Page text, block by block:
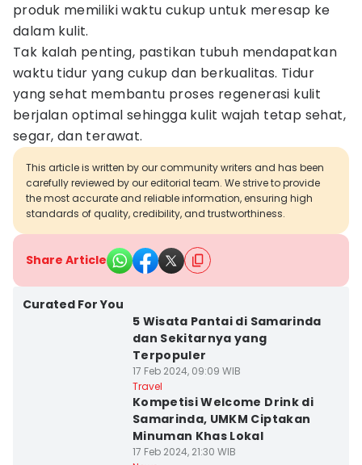
produk memiliki waktu cukup untuk meresap ke
dalam kulit.
Tak kalah penting, pastikan tubuh mendapatkan
waktu tidur yang cukup dan berkualitas. Tidur
yang sehat membantu proses regenerasi kulit
berjalan optimal sehingga kulit wajah tetap sehat,
segar, dan terawat.
This article is written by our community writers and has been
carefully reviewed by our editorial team. We strive to provide
the most accurate and reliable information, ensuring high
standards of quality, credibility, and trustworthiness.
Share Article
Curated For You
5 Wisata Pantai di Samarinda
dan Sekitarnya yang
Terpopuler
17 Feb 2024, 09:09 WIB
Travel
Kompetisi Welcome Drink di
Samarinda, UMKM Ciptakan
Minuman Khas Lokal
17 Feb 2024, 21:30 WIB